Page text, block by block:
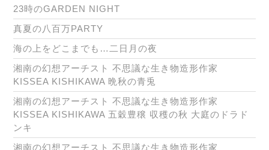
23時のGARDEN NIGHT
真夏の八百万PARTY
海の上をどこまでも…二日月の夜
湘南の幻想アーチスト 不思議な生き物造形作家
KISSEA KISHIKAWA 晩秋の青兎
湘南の幻想アーチスト 不思議な生き物造形作家
KISSEA KISHIKAWA 五穀豊穣 収穫の秋 大庭のドラド
ンキ
湘南の幻想アーチスト 不思議な生き物造形作家